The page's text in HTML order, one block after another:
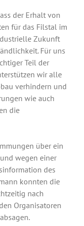
der Erhalt von
für das Filstal im
Zukunft
Für uns
Teil der
wir alle
verhindern und
wie auch
die
über ein
wegen einer
des
konnten die
nach
Organisatoren